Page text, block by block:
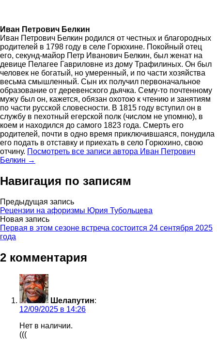
Иван Петрович Белкин
Иван Петрович Белкин родился от честных и благородных
родителей в 1798 году в селе Горюхине. Покойный отец
его, секунд-майор Петр Иванович Белкин, был женат на
девице Пелагее Гавриловне из дому Трафилиных. Он был
человек не богатый, но умеренный, и по части хозяйства
весьма смышленный. Сын их получил первоначальное
образование от деревенского дьячка. Сему-то почтенному
мужу был он, кажется, обязан охотою к чтению и занятиям
по части русской словесности. В 1815 году вступил он в
службу в пехотный егерской полк (числом не упомню), в
коем и находился до самого 1823 года. Смерть его
родителей, почти в одно время приключившаяся, понудила
его подать в отставку и приехать в село Горюхино, свою
отчину. Посмотреть все записи автора Иван Петрович
Белкин →
Навигация по записям
Предыдущая запись
Рецензии на афоризмы Юрия Тубольцева
Новая запись
Первая в этом сезоне встреча состоится 24 сентября 2025
года
2 комментария
Шелапутин:
12/09/2025 в 14:26
Нет в наличии.
(((